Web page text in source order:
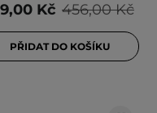
456,00 Kč
Kč
PŘIDAT DO KOŠÍKU